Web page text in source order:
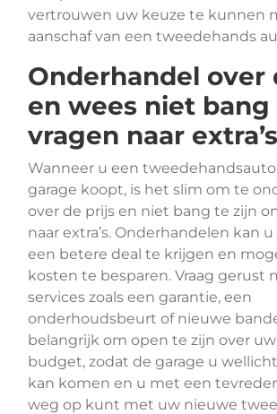
vertrouwen uw keuze te kunnen
aanschaf van een tweedehands
Onderhandel over
en wees niet
vragen naar
Wanneer u een
garage koopt, is het slim om te
over de prijs en niet bang te zijn
naar extra’s. Onderhandelen kan
een betere deal te krijgen en
kosten te besparen. Vraag gerust
services zoals een garantie, een
onderhoudsbeurt of nieuwe
belangrijk om open te zijn over
budget, zodat de garage u
kan komen en u met een
weg op kunt met uw nieuwe